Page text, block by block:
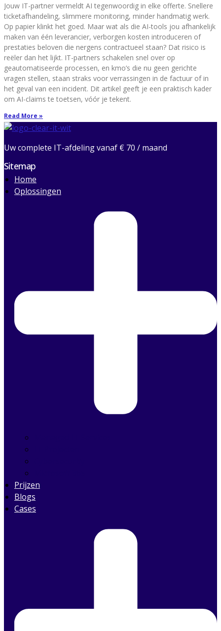
Jouw IT-partner vermeldt AI tegenwoordig in elke offerte. Snellere
ticketafhandeling, slimmere monitoring, minder handmatig werk.
Op papier klinkt het goed. Maar wat als die AI-tools jou afhankelijk
maken van één leverancier, verborgen kosten introduceren of
prestaties beloven die nergens contractueel staan? Dat risico is
reëler dan het lijkt. IT-partners schakelen snel over op
geautomatiseerde processen, en kmo’s die nu geen gerichte
vragen stellen, staan straks voor verrassingen in de factuur of in
het geval van een incident. Dit artikel geeft je een praktisch kader
om AI-claims te toetsen, vóór je tekent.
Read More »
Uw complete IT-afdeling vanaf € 70 / maand
Sitemap
Home
Oplossingen
Prijzen
Blogs
Cases